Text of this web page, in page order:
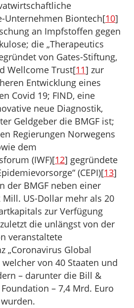
Unternehmen Biontech[10]
an Impfstoffen gegen
die „Therapeutics
von Gates-Stiftung,
Wellcome Trust[11] zur
Entwicklung eines
Covid 19; FIND, eine
neue Diagnostik,
Geldgeber die BMGF ist;
Regierungen Norwegens
dem
(IWF)[12] gegründete
(CEPI)[13]
der BMGF neben einer
Mill. US-Dollar mehr als 20
zur Verfügung
die unlängst von der
veranstaltete
„Coronavirus Global
welcher von 40 Staaten und
– darunter die Bill &
– 7,4 Mrd. Euro